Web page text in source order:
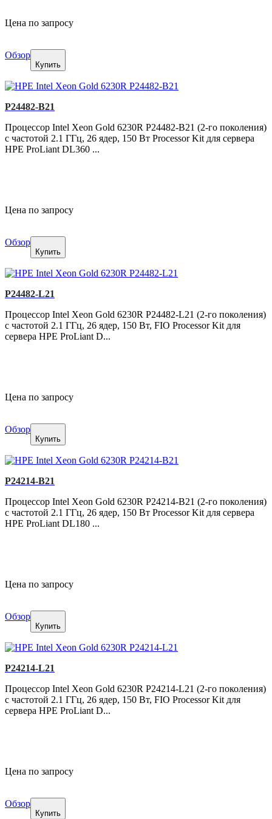
Цена по запросу
Обзор
Купить
P24482-B21
Процессор Intel Xeon Gold 6230R P24482-B21 (2-го поколения)
с частотой 2.1 ГГц, 26 ядер, 150 Вт Processor Kit для сервера
HPE ProLiant DL360 ...
Цена по запросу
Обзор
Купить
P24482-L21
Процессор Intel Xeon Gold 6230R P24482-L21 (2-го поколения)
с частотой 2.1 ГГц, 26 ядер, 150 Вт, FIO Processor Kit для
сервера HPE ProLiant D...
Цена по запросу
Обзор
Купить
P24214-B21
Процессор Intel Xeon Gold 6230R P24214-B21 (2-го поколения)
с частотой 2.1 ГГц, 26 ядер, 150 Вт Processor Kit для сервера
HPE ProLiant DL180 ...
Цена по запросу
Обзор
Купить
P24214-L21
Процессор Intel Xeon Gold 6230R P24214-L21 (2-го поколения)
с частотой 2.1 ГГц, 26 ядер, 150 Вт, FIO Processor Kit для
сервера HPE ProLiant D...
Цена по запросу
Обзор
Купить